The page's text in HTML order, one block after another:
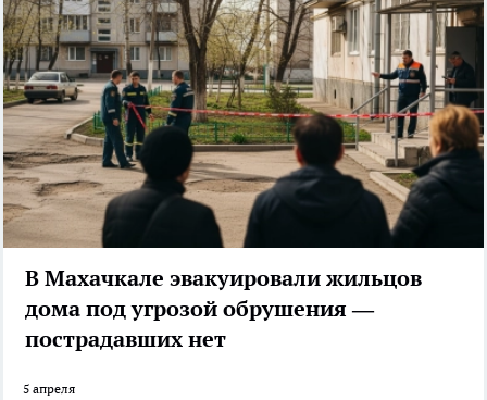
В Махачкале эвакуировали жильцов
дома под угрозой обрушения —
пострадавших нет
5 апреля